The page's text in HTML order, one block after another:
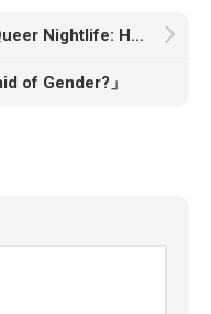
Amin Ghaziani著「Long Live Queer Nightlife: How the Closing of Gay Bars Sparked a Revolution」
of Gender?」